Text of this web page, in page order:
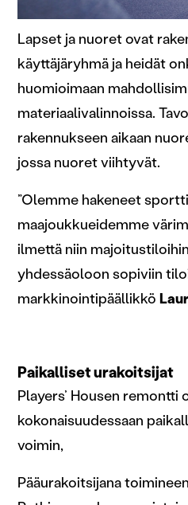
Lapset ja nuoret ovat
käyttäjäryhmä ja heidät
huomioimaan
materiaalivalinnoissa.
rakennukseen aikaan
jossa nuoret viihtyvät.
”Olemme hakeneet
maajoukkueidemme
ilmettä niin
yhdessäoloon sopiviin
markkinointipäällikkö
Paikalliset urakoitsijat
Players’ Housen
kokonaisuudessaan
voimin,
Pääurakoitsijana